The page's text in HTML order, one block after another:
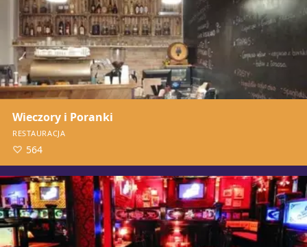
Wieczory i Poranki
RESTAURACJA
564